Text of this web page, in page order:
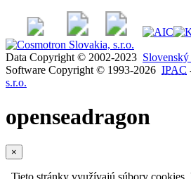
Data Copyright © 2002-2023
Software Copyright © 1993-2026 IPAC
s.r.o.
openseadragon
×